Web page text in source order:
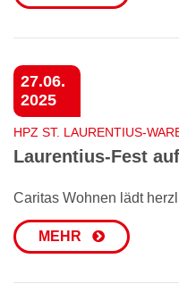
27.06.
2025
HPZ ST. LAURENTIUS-
Laurentius-Fest
Caritas Wohnen lädt
MEHR